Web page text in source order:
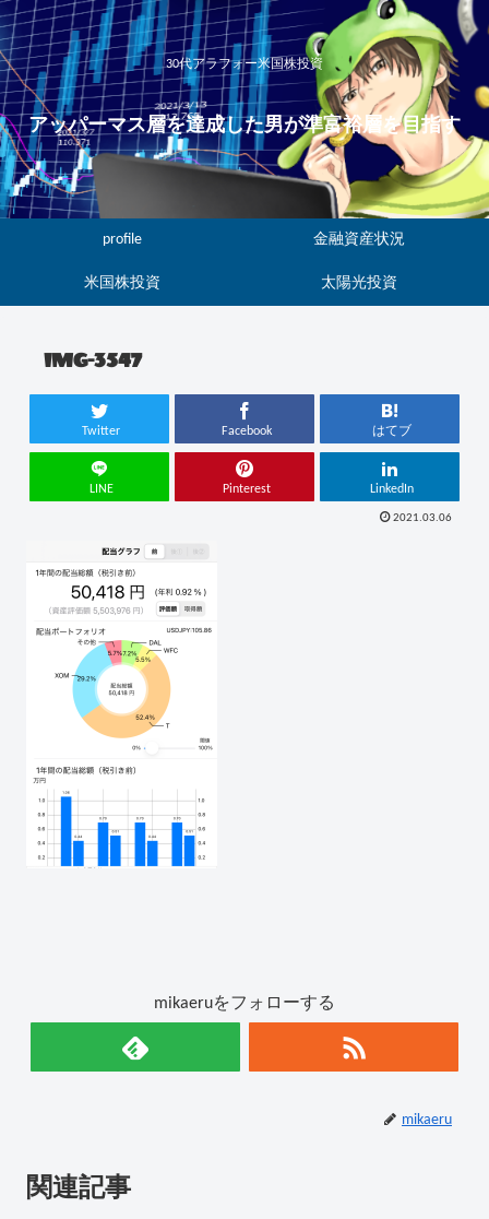
30代アラフォー米国株投資
アッパーマス層を達成した男が準富裕層を目指す
profile 金融資産状況
米国株投資 太陽光投資
IMG-3547
Twitter Facebook はてブ
LINE Pinterest LinkedIn
2021.03.06
mikaeruをフォローする
mikaeru
関連記事